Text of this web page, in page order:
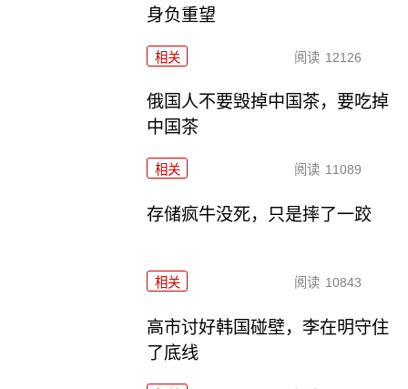
身负重望
相关 阅读 12126
俄国人不要毁掉中国茶，要吃掉
中国茶
相关 阅读 11089
存储疯牛没死，只是摔了一跤
相关 阅读 10843
高市讨好韩国碰壁，李在明守住
了底线